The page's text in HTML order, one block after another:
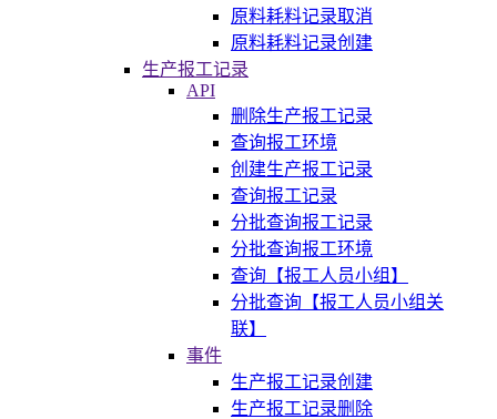
原料耗料记录取消
原料耗料记录创建
生产报工记录
API
删除生产报工记录
查询报工环境
创建生产报工记录
查询报工记录
分批查询报工记录
分批查询报工环境
查询【报工人员小组】
分批查询【报工人员小组关
联】
事件
生产报工记录创建
生产报工记录删除